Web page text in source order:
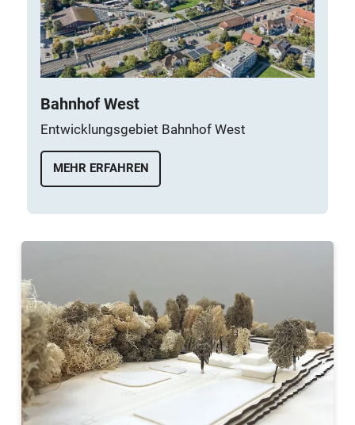
Bahnhof West
Entwicklungsgebiet Bahnhof West
MEHR ERFAHREN